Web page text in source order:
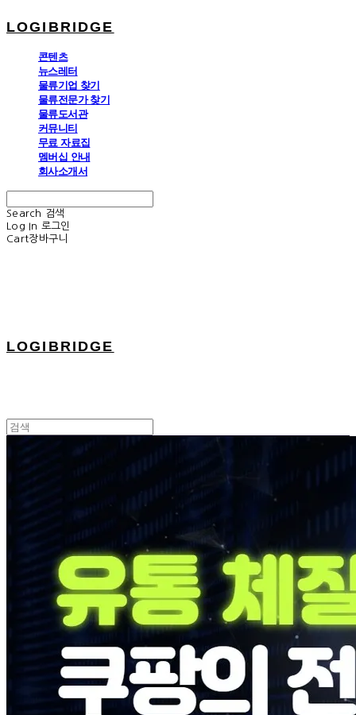
LOGIBRIDGE
콘텐츠
뉴스레터
물류기업 찾기
물류전문가 찾기
물류도서관
커뮤니티
무료 자료집
멤버십 안내
회사소개서
Search
검색
Log In 로그인
Cart장바구니
LOGIBRIDGE